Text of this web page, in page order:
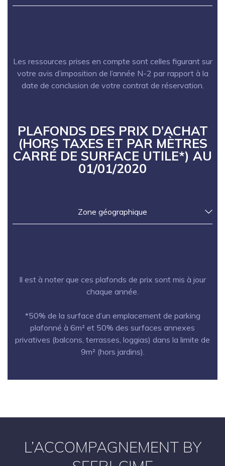
Les ressources prises en compte sont celles figurant sur
votre avis d’imposition de l’année N-2 par rapport à la
date de conclusion de votre contrat de réservation.
PLAFONDS DES PRIX D’ACHAT
(HORS TAXES ET PAR MÈTRES
CARRÉ DE SURFACE UTILE*) AU
01/01/2020
Zone géographique
Il est à noter que ces plafonds de prix sont mis à jour
chaque année.
*50% de la surface d’un emplacement de parking
plafonné à 6m² et 50% des surfaces annexes
privatives (balcons, terrasses, loggias) dans la limite de
9m² (hors jardins).
L’ACCOMPAGNEMENT BY